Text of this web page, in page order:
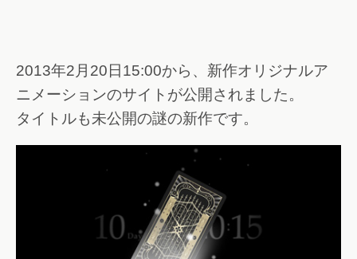
2013年2月20日15:00から、新作オリジナルア
ニメーションのサイトが公開されました。
タイトルも未公開の謎の新作です。